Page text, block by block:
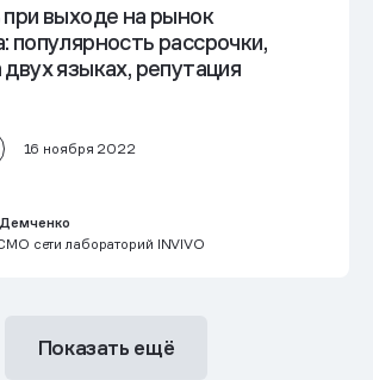
выходе на рынок
популярность рассрочки,
языках, репутация
16 ноября 2022
сети лабораторий INVIVO
Показать ещё